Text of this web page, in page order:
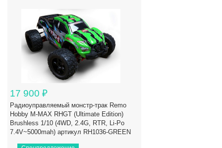
17 900 ₽
Радиоуправляемый монстр-трак Remo
Hobby M-MAX RHGT (Ultimate Edition)
Brushless 1/10 (4WD, 2.4G, RTR, Li-Po
7.4V~5000mah) артикул RH1036-GREEN